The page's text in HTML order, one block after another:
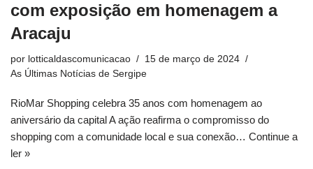
com exposição em homenagem a
Aracaju
por lotticaldascomunicacao
15 de março de 2024
As Últimas Notícias de Sergipe
RioMar Shopping celebra 35 anos com homenagem ao
aniversário da capital A ação reafirma o compromisso do
shopping com a comunidade local e sua conexão… Continue a
ler »